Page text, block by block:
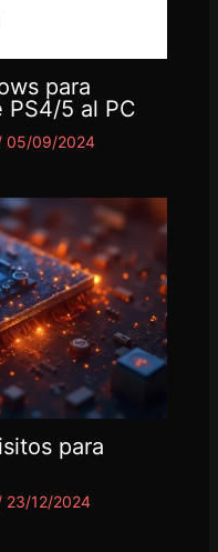
para
5 al PC
05/09/2024
para
23/12/2024